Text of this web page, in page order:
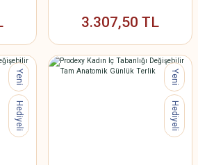
3.307,50 TL
Yeni
Hediyeli
Yeni
Hediyeli